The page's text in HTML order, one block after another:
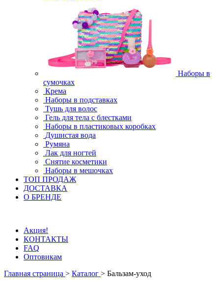
Наборы в
сумочках
Крема
Наборы в подставках
Тушь для волос
Гель для тела с блестками
Наборы в пластиковых коробках
Душистая вода
Румяна
Лак для ногтей
Снятие косметики
Наборы в мешочках
ТОП ПРОДАЖ
ДОСТАВКА
О БРЕНДЕ
Акция!
КОНТАКТЫ
FAQ
Оптовикам
Главная страница > Каталог > Бальзам-уход